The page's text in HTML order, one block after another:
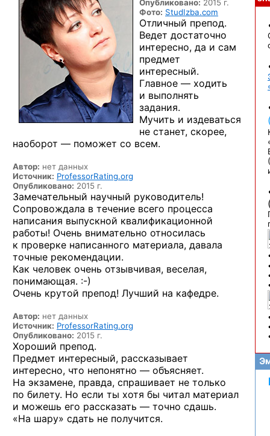
Опубликовано: 2015 г.
Фото: StudIzba.com
Отличный препод.
Ведет достаточно
интересно, да и сам
предмет
интересный.
Главное — ходить
и выполнять
задания.
Мучить и издеваться
не станет, скорее,
наоборот — поможет со всем.
Автор: нет данных
Источник: ProfessorRating.org
Опубликовано: 2015 г.
Замечательный научный руководитель!
Сопровождала в течение всего процесса
написания выпускной квалификационной
работы! Очень внимательно относилась
к проверке написанного материала, давала
точные рекомендации.
Как человек очень отзывчивая, веселая,
понимающая. :-)
Очень крутой препод! Лучший на кафедре.
Автор: нет данных
Источник: ProfessorRating.org
Опубликовано: 2015 г.
Хороший препод.
Предмет интересный, рассказывает
интересно, что непонятно — объясняет.
На экзамене, правда, спрашивает не только
по билету. Но если ты хотя бы читал материал
и можешь его рассказать — точно сдашь.
«На шару» сдать не получится.
(